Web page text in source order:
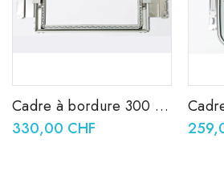
Cadre à bordure 300 x
100 mm PRPBF1
330,00 CHF
360